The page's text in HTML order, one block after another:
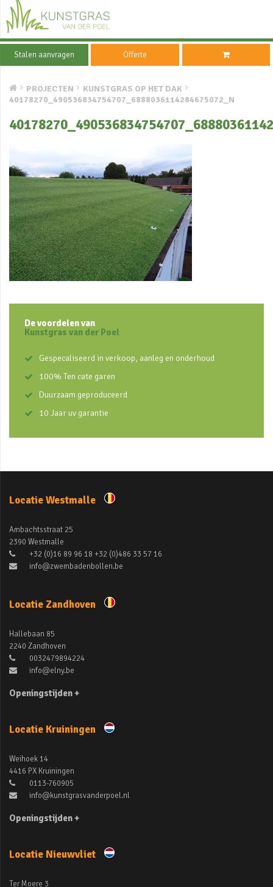
Stalen aanvragen Offerte
PROJECTEN
KUNSTGRAS OP HET DAK
40178270_490536834754707_6888036114284675072_N
De voordelen van
Kunstgras van der Poel
Gespecaliseerd in verkoop, aanleg en onderhoud
100% Ten cate garen
Duurzaam geproduceerd
10 Jaar uv garantie
Locatie Westmalle
Ambachtsstraat 25
2390 Westmalle
+32 (0)16 89 96 18 +32 (0)486 33 57 16
info@zwembadenbollen.be
Locatie Zandhoven
Hallebaan 85
2240 Zandhoven
0032479894224
info@elny.be
Openingstijden +
Locatie Kruiningen
Weihoek 14
4416 PX Kruiningen
0113-760905
info@kunstgrasvanderpoel.nl
Openingstijden +
Locatie Nieuwvliet
Ter Moere 3